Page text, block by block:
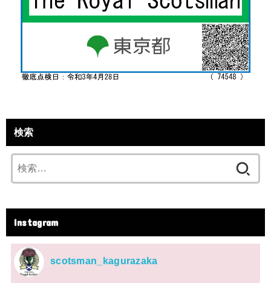
検索
索:
Instagram
scotsman_kagurazaka